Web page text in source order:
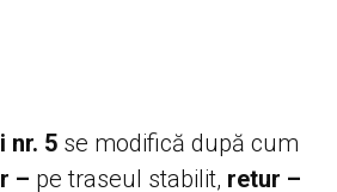
nr. 5 se modifică după cum
– pe traseul stabilit, retur –